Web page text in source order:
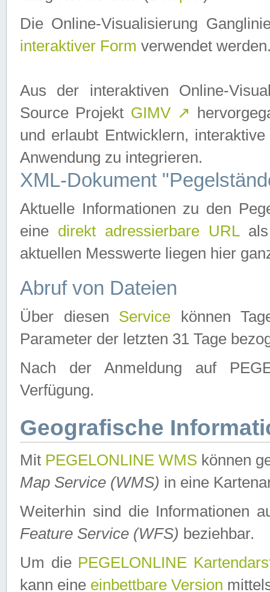
Die Online-Visualisierung
interaktiver Form verwendet
Aus der interaktiven Online-
Source Projekt GIMV ↗
und erlaubt Entwicklern,
Anwendung zu integrieren.
XML-Dokument
Aktuelle Informationen zu den
eine direkt adressierbare URLals
aktuellen Messwerte liegen hier
Abruf von Dateien
Über diesen Service können
Parameter der letzten 31 Tage
Nach der Anmeldung auf
Verfügung.
Geografische
Mit PEGELONLINE WMS können
Map Service (WMS) in eine
Weiterhin sind die Informationen
Feature Service (WFS) beziehbar.
Um die PEGELONLINE
kann eine einbettbare Version